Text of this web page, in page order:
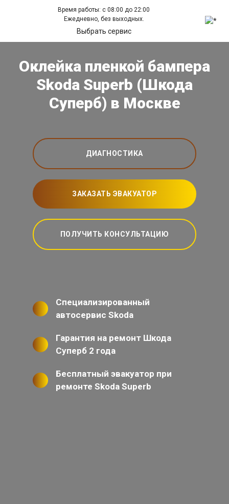
Время работы: с 08:00 до 22:00
Ежедневно, без выходных.
Выбрать сервис
Оклейка пленкой бампера
Skoda Superb (Шкода
Суперб) в Москве
ДИАГНОСТИКА
ЗАКАЗАТЬ ЭВАКУАТОР
ПОЛУЧИТЬ КОНСУЛЬТАЦИЮ
Специализированный
автосервис Skoda
Гарантия на ремонт Шкода
Суперб 2 года
Бесплатный эвакуатор при
ремонте Skoda Superb